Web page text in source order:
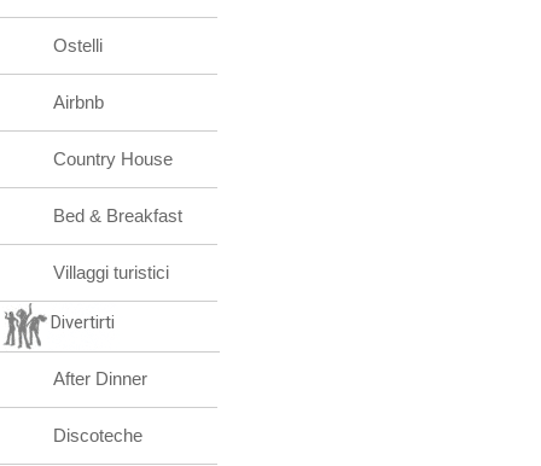
Ostelli
Airbnb
Country House
Bed & Breakfast
Villaggi turistici
Divertirti
After Dinner
Discoteche